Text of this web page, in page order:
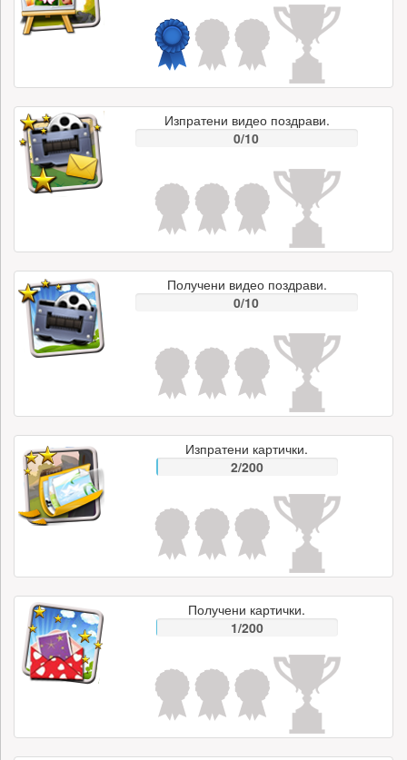
Изпратени видео поздрави.
0/10
Получени видео поздрави.
0/10
Изпратени картички.
2/200
Получени картички.
1/200